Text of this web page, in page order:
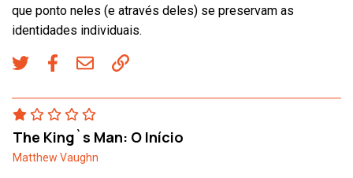
que ponto neles (e através deles) se preservam as
identidades individuais.
The King`s Man: O Início
Matthew Vaughn